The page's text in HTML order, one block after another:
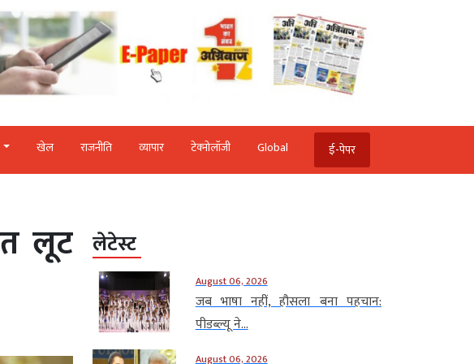
खेल राजनीति व्‍यापार टेक्‍नोलॉजी Global ई-पेपर
लूट लेटेस्ट
August 06, 2026
जब भाषा नहीं, हौसला बना पहचान:
पीडब्ल्यू ने...
August 06, 2026